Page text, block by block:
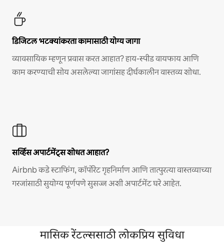
डिजिटल भटक्यांकरता कामासाठी योग्य जागा
व्यावसायिक म्हणून प्रवास करत आहात? हाय-स्पीड वायफाय आणि
काम करण्याची सोय असलेल्या जागांसह दीर्घकालीन वास्तव्य शोधा.
सर्व्हिस अपार्टमेंट्स शोधत आहात?
Airbnb कडे स्टाफिंग, कॉर्पोरेट गृहनिर्माण आणि तात्पुरत्या वास्तव्याच्या
गरजांसाठी सुयोग्य पूर्णपणे सुसज्ज अशी अपार्टमेंट घरे आहेत.
मासिक रेंटल्ससाठी लोकप्रिय सुविधा